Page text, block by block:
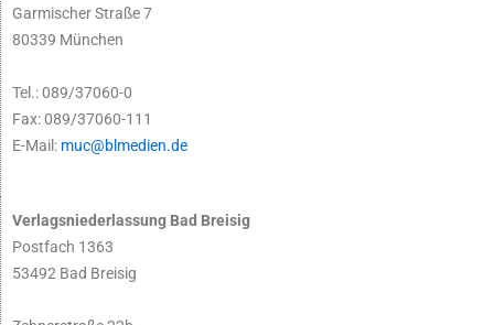
Garmischer Straße 7
80339 München
Tel.: 089/37060-0
Fax: 089/37060-111
E-Mail: muc@blmedien.de
Verlagsniederlassung Bad Breisig
Postfach 1363
53492 Bad Breisig